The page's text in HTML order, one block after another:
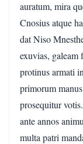
auratum, mira
Cnosius atque
dat Niso
exuvias, galeam
protinus armati
primorum
prosequitur
ante annos
multa patri